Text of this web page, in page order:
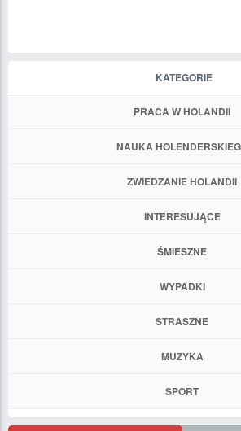
KATEGORIE
PRACA W HOLANDII
NAUKA
ZWIEDZANIE HOLANDII
INTERESUJĄCE
ŚMIESZNE
WYPADKI
STRASZNE
MUZYKA
SPORT